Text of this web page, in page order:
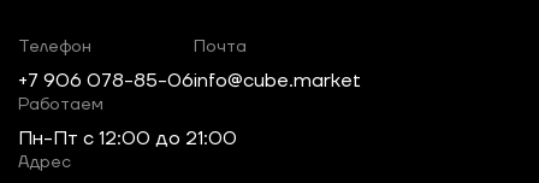
Телефон
+7 906 078-85-06
Почта
info@cube.market
Работаем
Пн-Пт c 12:00 до 21:00
Адрес